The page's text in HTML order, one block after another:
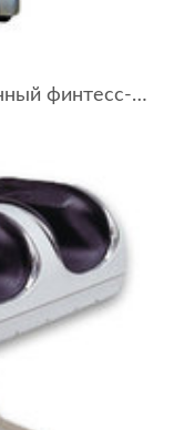
Виброплатформа (вибрационный финтесс-массажер) JS-205